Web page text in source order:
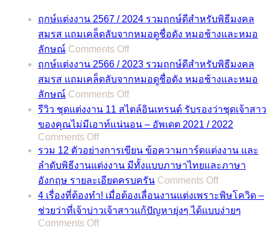
ฤกษ์แต่งงาน 2567 / 2024 รวมฤกษ์ดีสำหรับพิธีมงคล
สมรส แถมเคล็ดลับจากหมอดูชื่อดัง หมอช้างและหมอ
ลักษณ์ Comments Offon
ฤกษ์
แต่งงาน
2567
2024
รวม
ดี
สำหรับ
พิธี
มงคล
สมรส
ฤกษ์แต่งงาน 2566 / 2023 รวมฤกษ์ดีสำหรับพิธีมงคล
สมรส แถมเคล็ดลับจากหมอดูชื่อดัง หมอช้างและหมอ
ลักษณ์ Comments Offon
ฤกษ์
แต่งงาน
2566
/
2023
รวม
ฤกษ์
ดี
สำหรับ
รีวิว ชุดแต่งงาน 11 สไตล์อินเทรนด์ รับรองว่าชุดเจ้าสาว
ของคุณไม่มีเอาท์แน่นอน – อัพเดต 2021 / 2022
Comments Offon
รีวิว
ชุด
แต่งงาน
11
สไตล์
อิน
รวม 12 ตัวอย่างการเขียน ข้อความการ์ดแต่งงาน และ
ลำดับพิธีงานแต่งงาน มีทั้งแบบภาษาไทยและภาษา
อังกฤษ รายละเอียดครบครัน Comments Offon
รวม
12
ตัวอย่าง
4 เรื่องที่ต้องทำ! เมื่อต้องเลื่อนงานแต่งเพราะพิษโควิด –
ช่วยว่าที่เจ้าบ่าวเจ้าสาวแก้ปัญหายุ่งๆ ได้แบบง่ายๆ
Comments Offon